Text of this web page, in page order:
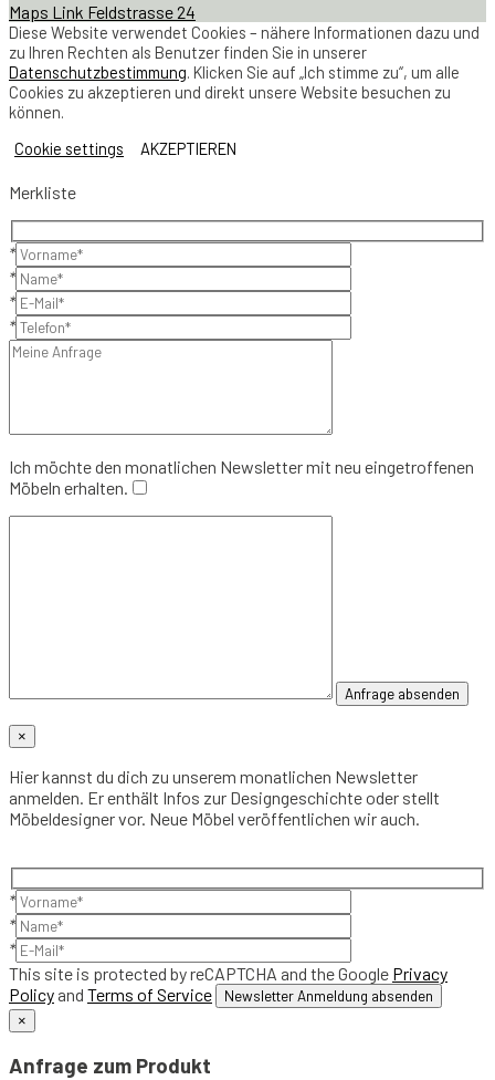
Maps Link Feldstrasse 24
Diese Website verwendet Cookies – nähere Informationen dazu und
zu Ihren Rechten als Benutzer finden Sie in unserer
Datenschutzbestimmung. Klicken Sie auf „Ich stimme zu“, um alle
Cookies zu akzeptieren und direkt unsere Website besuchen zu
können.
Cookie settings
AKZEPTIEREN
Merkliste
*
*
*
*
Ich möchte den monatlichen Newsletter mit neu eingetroffenen
Möbeln erhalten.
×
Hier kannst du dich zu unserem monatlichen Newsletter
anmelden. Er enthält Infos zur Designgeschichte oder stellt
Möbeldesigner vor. Neue Möbel veröffentlichen wir auch.
*
*
*
This site is protected by reCAPTCHA and the Google Privacy
Policy and Terms of Service
×
Anfrage zum Produkt